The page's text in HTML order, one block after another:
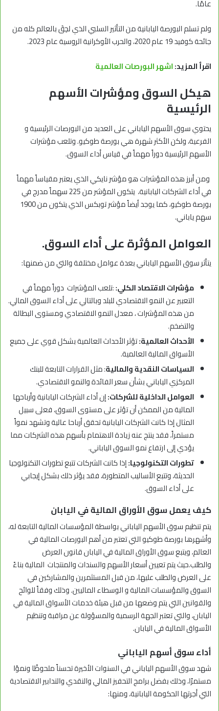
عامًا.
ولم تسلم البورصة اليابانية من التأثير السلبي الذي لحِقَ بالعالم كله من
جائحة كوفيد 19 عام 2020، والحرب الأوكرانية الروسية عام 2023.
اقرأ المزيد:اشهر البورصات العالمية
هيكل السوق ومؤشرات الأسهم
الرئيسية
يحتوي سوق الأسهم الياباني على العديد من البورصات الرئيسية و
الفرعية، ولكن الأكثر شهرة هي بورصة طوكيو. وتلعب مؤشرات
الأسهم الرئيسية دوراً مهماً في قياس أداء السوق.
ومن أبرز هذه المؤشرات هو مؤشر نايكي الذي يعتبر مقياساً مهماً
في أداء الشركات اليابانية، يتكون المؤشر من 225 سهماً مدرج في
بورصة طوكيو، كما يوجد أيضاً مؤشر توبكس الذي يتكون من 1900
سهم ياباني.
العوامل المؤثرة على أداء السوق.
يتأثر سوق الأسهم الياباني بعدة عوامل مختلفة والتي من ضمنها:
مؤشرات الاقتصاد الكلي::تلعب المؤشرات دوراً مهماً في
التعبير عن النمو الاقتصادي للبلد وبالتالي على أداء السوق المالي.
من هذه المؤشرات ، معدل النمو الاقتصادي ومستوى البطالة
والتضخم.
الأحداث العالمية:تؤثر الأحداث العالمية بشكل قوي على جميع
الأسواق المالية العالمية.
السياسات النقدية والمالية: مثل القرارات التابعة للبنك
المركزي الياباني بشأن سعر الفائدة والنمو الاقتصادي.
العوامل الداخلية للشركات:إن أداء الشركات اليابانية وأرباحها
المالية من الممكن أن تؤثر على مستوى السوق، فعلى سبيل
المثال إذا كانت الشركات اليابانية تحقق أرباحا عالية وتشهد نمواً
مستمراً، فقد ينتج عنه زيادة الاهتمام بأسهم هذه الشركات مما
يؤدي إلى ارتفاع نمو السوق الياباني.
تطورات التكنولوجيا:إذا كانت الشركات تتبع تطورات التكنولوجيا
الحديثة، وتتبع الأساليب المتطورة، فقد يؤثر ذلك بشكل إيجابي
على أداء السوق.
كيف يعمل سوق الأوراق المالية في اليابان
يتم تنظيم سوق الأسهم الياباني بواسطة المؤسسات المالية التابعة له،
وأشهرها بورصة طوكيو التي تعتبر من أهم البورصات المالية في
العالم، ويتبع سوق الأوراق المالية في اليابان قانون العرض
والطلب.حيث يتم تعيين أسعار الأسهم والسندات والمنتجات المالية بناءً
على العرض والطلب عليها، من قبل المستثمرين والمشاركين في
السوق والمؤسسات المالية و الوسطاء الماليين. وذلك وفقاً للوائح
والقوانين التي يتم وضعها من قبل هيئة خدمات الأسواق المالية في
اليابان، والتي تعتبر الجهة الرسمية والمسؤولة عن مراقبة وتنظيم
الأسواق المالية في اليابان.
أداء سوق أسهم الياباني
شهد سوق الأسهم الياباني في السنوات الأخيرة تحسناً ملحوظًا ونموًا
مستمرًا، وذلك بفضل برامج التحفيز المالي والنقدي والتدابير الاقتصادية
التي أجرتها الحكومة اليابانية، ومنها: